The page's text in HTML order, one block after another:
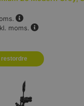
moms.